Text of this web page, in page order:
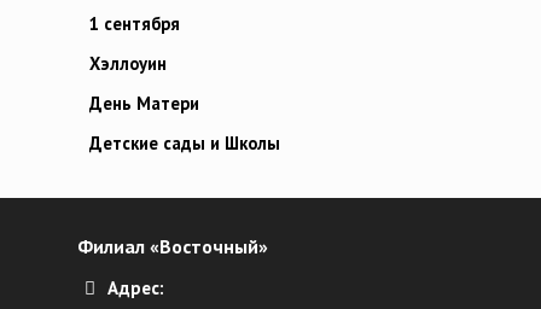
1 сентября
Хэллоуин
День Матери
Детские сады и Школы
Филиал «Восточный»
Адрес: